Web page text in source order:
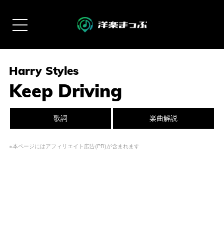
Harry Styles
Keep Driving
歌詞 楽曲解説
※本ページにはアフィリエイト広告(PR)が含まれます